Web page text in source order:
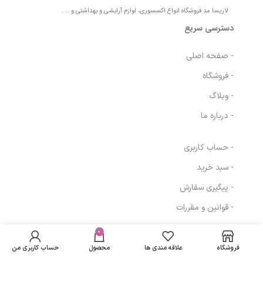
لاریسا مد فروشگاه انواع اکسسوری، لوازم آرایشی و بهداشتی و … .
دسترسی سریع
- صفحه اصلی
- فروشگاه
- وبلاگ
- درباره ما
- حساب کاربری
- سبد خرید
- پیگیری سفارش
- قوانین و مقررات
مسیرهای ارتباطیپیشرفته 50 میلی
لیتری ام بی کی
4,015,019 تومان
باشد فروشگاه علاقه مندی ها
0
محصول حساب کاربری من